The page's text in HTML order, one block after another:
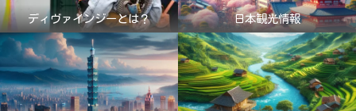
ディヴァインジーとは？ 日本観光情報